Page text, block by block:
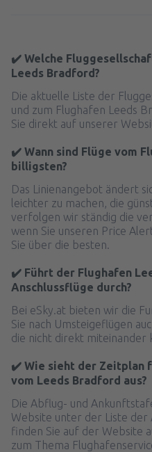
✔️ Welche
Leeds Bradford?
Die aktuelle Liste der
und zum Flughafen Leeds
Sie direkt auf unserer
✔️ Wann sind Flüge vom
billigsten?
Das Linienangebot ändert
leichter zu machen, die
verfolgen wir ständig die
wenn Sie unseren Price
Sie über die besten.
✔️ Führt der Flughafen
Anschlussflüge durch?
Bei eSky.at bieten wir die
Sie nach Umsteigeflügen
die nicht direkt miteinander
✔️ Wie sieht der Zeitplan
vom Leeds Bradford aus?
Die Abflug- und
Website unter der Liste der
finden Sie auf der Website
zum Thema